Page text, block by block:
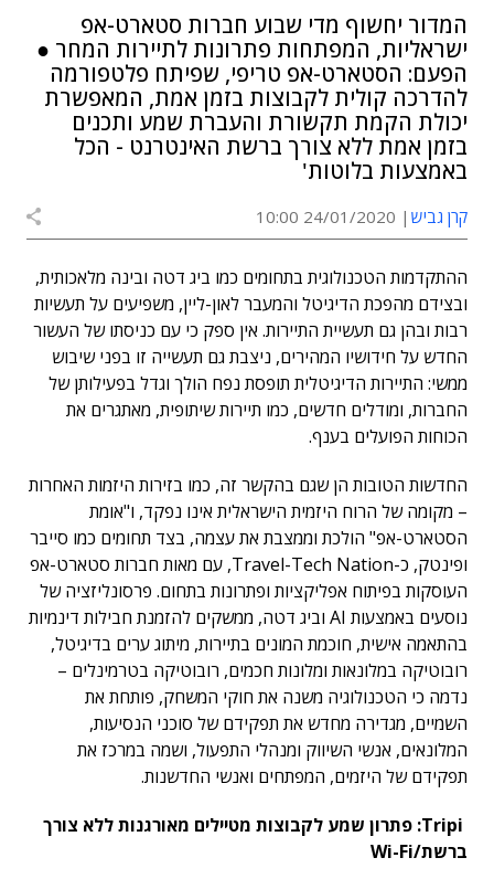
המדור יחשוף מדי שבוע חברות סטארט-אפ
ישראליות, המפתחות פתרונות לתיירות המחר ●
הפעם: הסטארט-אפ טריפי, שפיתח פלטפורמה
להדרכה קולית לקבוצות בזמן אמת, המאפשרת
יכולת הקמת תקשורת והעברת שמע ותכנים
בזמן אמת ללא צורך ברשת האינטרנט - הכל
באמצעות בלוטות'
קרן גביש 24/01/2020 10:00
ההתקדמות הטכנולוגית בתחומים כמו ביג דטה ובינה מלאכותית,
ובצידם מהפכת הדיגיטל והמעבר לאון-ליין, משפיעים על תעשיות
רבות ובהן גם תעשיית התיירות. אין ספק כי עם כניסתו של העשור
החדש על חידושיו המהירים, ניצבת גם תעשייה זו בפני שיבוש
ממשי: התיירות הדיגיטלית תופסת נפח הולך וגדל בפעילותן של
החברות, ומודלים חדשים, כמו תיירות שיתופית, מאתגרים את
הכוחות הפועלים בענף.
החדשות הטובות הן שגם בהקשר זה, כמו בזירות היזמות האחרות
– מקומה של הרוח היזמית הישראלית אינו נפקד, ו"אומת
הסטארט-אפ" הולכת וממצבת את עצמה, בצד תחומים כמו סייבר
ופינטק, כ-Travel-Tech Nation, עם מאות חברות סטארט-אפ
העוסקות בפיתוח אפליקציות ופתרונות בתחום. פרסונליזציה של
נוסעים באמצעות AI וביג דטה, ממשקים להזמנת חבילות דינמיות
בהתאמה אישית, חוכמת המונים בתיירות, מיתוג ערים בדיגיטל,
רובוטיקה במלונאות ומלונות חכמים, רובוטיקה בטרמינלים –
נדמה כי הטכנולוגיה משנה את חוקי המשחק, פותחת את
השמיים, מגדירה מחדש את תפקידם של סוכני הנסיעות,
המלונאים, אנשי השיווק ומנהלי התפעול, ושמה במרכז את
תפקידם של היזמים, המפתחים ואנשי החדשנות.
: פתרון שמע לקבוצות מטיילים מאורגנות ללא צורך
ברשת/Wi-Fi